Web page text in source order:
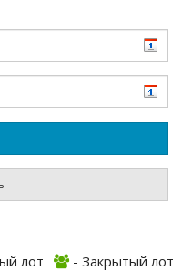
лот
- Закрытый лот